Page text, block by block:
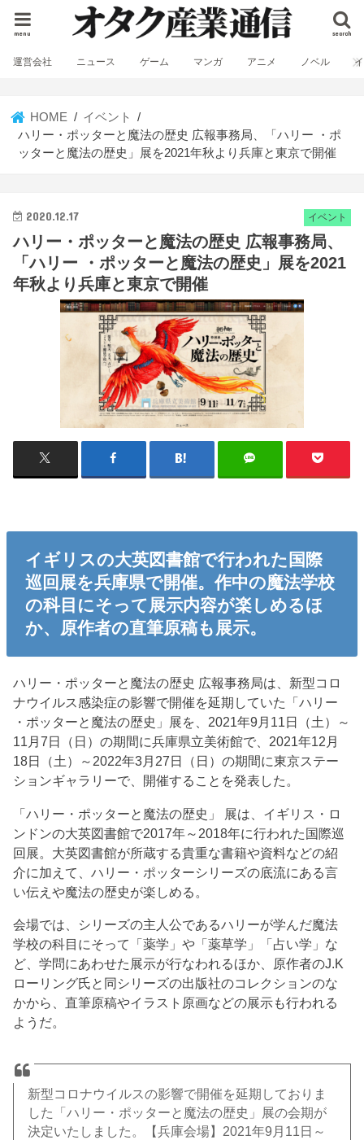
search
menu
運営会社 ニュース ゲーム マンガ アニメ ノベル
HOME
イベント
ハリー・ポッターと魔法の歴史 広報事務局、「ハリー ・ポ
ッターと魔法の歴史」展を2021年秋より兵庫と東京で開催
イベント
2020.12.17
ハリー・ポッターと魔法の歴史 広報事務局、
「ハリー ・ポッターと魔法の歴史」展を2021
年秋より兵庫と東京で開催
イギリスの大英図書館で行われた国際
巡回展を兵庫県で開催。作中の魔法学校
の科目にそって展示内容が楽しめるほ
か、原作者の直筆原稿も展示。
ハリー・ポッターと魔法の歴史 広報事務局は、新型コロ
ナウイルス感染症の影響で開催を延期していた「ハリー
・ポッターと魔法の歴史」展を、2021年9月11日（土）～
11月7日（日）の期間に兵庫県立美術館で、2021年12月
18日（土）～2022年3月27日（日）の期間に東京ステー
ションギャラリーで、開催することを発表した。
「ハリー・ポッターと魔法の歴史」 展は、イギリス・ロ
ンドンの大英図書館で2017年～2018年に行われた国際巡
回展。大英図書館が所蔵する貴重な書籍や資料などの紹
介に加えて、ハリー・ポッターシリーズの底流にある言
い伝えや魔法の歴史が楽しめる。
会場では、シリーズの主人公であるハリーが学んだ魔法
学校の科目にそって「薬学」や「薬草学」「占い学」な
ど、学問にあわせた展示が行なわれるほか、原作者のJ.K
ローリング氏と同シリーズの出版社のコレクションのな
かから、直筆原稿やイラスト原画などの展示も行われる
ようだ。
新型コロナウイルスの影響で開催を延期しておりま
した「ハリー・ポッターと魔法の歴史」展の会期が
決定いたしました。【兵庫会場】2021年9月11日～